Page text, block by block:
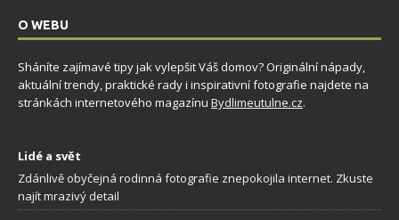
O WEBU
Sháníte zajímavé tipy jak vylepšit Váš domov? Originální nápady,
aktuální trendy, praktické rady i inspirativní fotografie najdete na
stránkách internetového magazínu Bydlimeutulne.cz.
Lidé a svět
Zdánlivě obyčejná rodinná fotografie znepokojila internet. Zkuste
najít mrazivý detail